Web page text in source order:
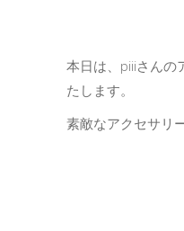
本日は、piiiさんの
たします。
素敵なアクセサリ